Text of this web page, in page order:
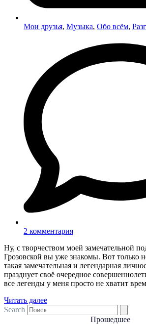
Мои друзья, Музыка, Обо всём,
2 комментария
Ну, с творчеством моей замечательной
Грозовской вы уже знакомы. Вот только
такая замечательная и легендарная
празднует своё очередное
все легенды у меня просто не хватит
Читать далее
Search
Прошедшее